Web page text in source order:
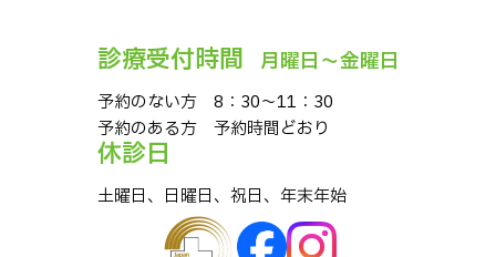
診療受付時間 ⽉曜⽇〜⾦曜⽇
予約のない⽅ 8：30〜11：30
予約のある⽅ 予約時間どおり
休診⽇
⼟曜⽇、⽇曜⽇、祝⽇、年末年始